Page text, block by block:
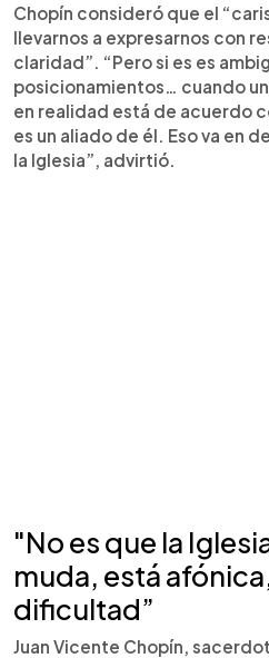
Chopín consideró que el
llevarnos a expresarnos con
claridad”. “Pero si es es
posicionamientos… cuando
en realidad está de acuerdo
es un aliado de él. Eso va en
la Iglesia”, advirtió.
"No es que la
muda, está
dificultad”
Juan Vicente Chopín,